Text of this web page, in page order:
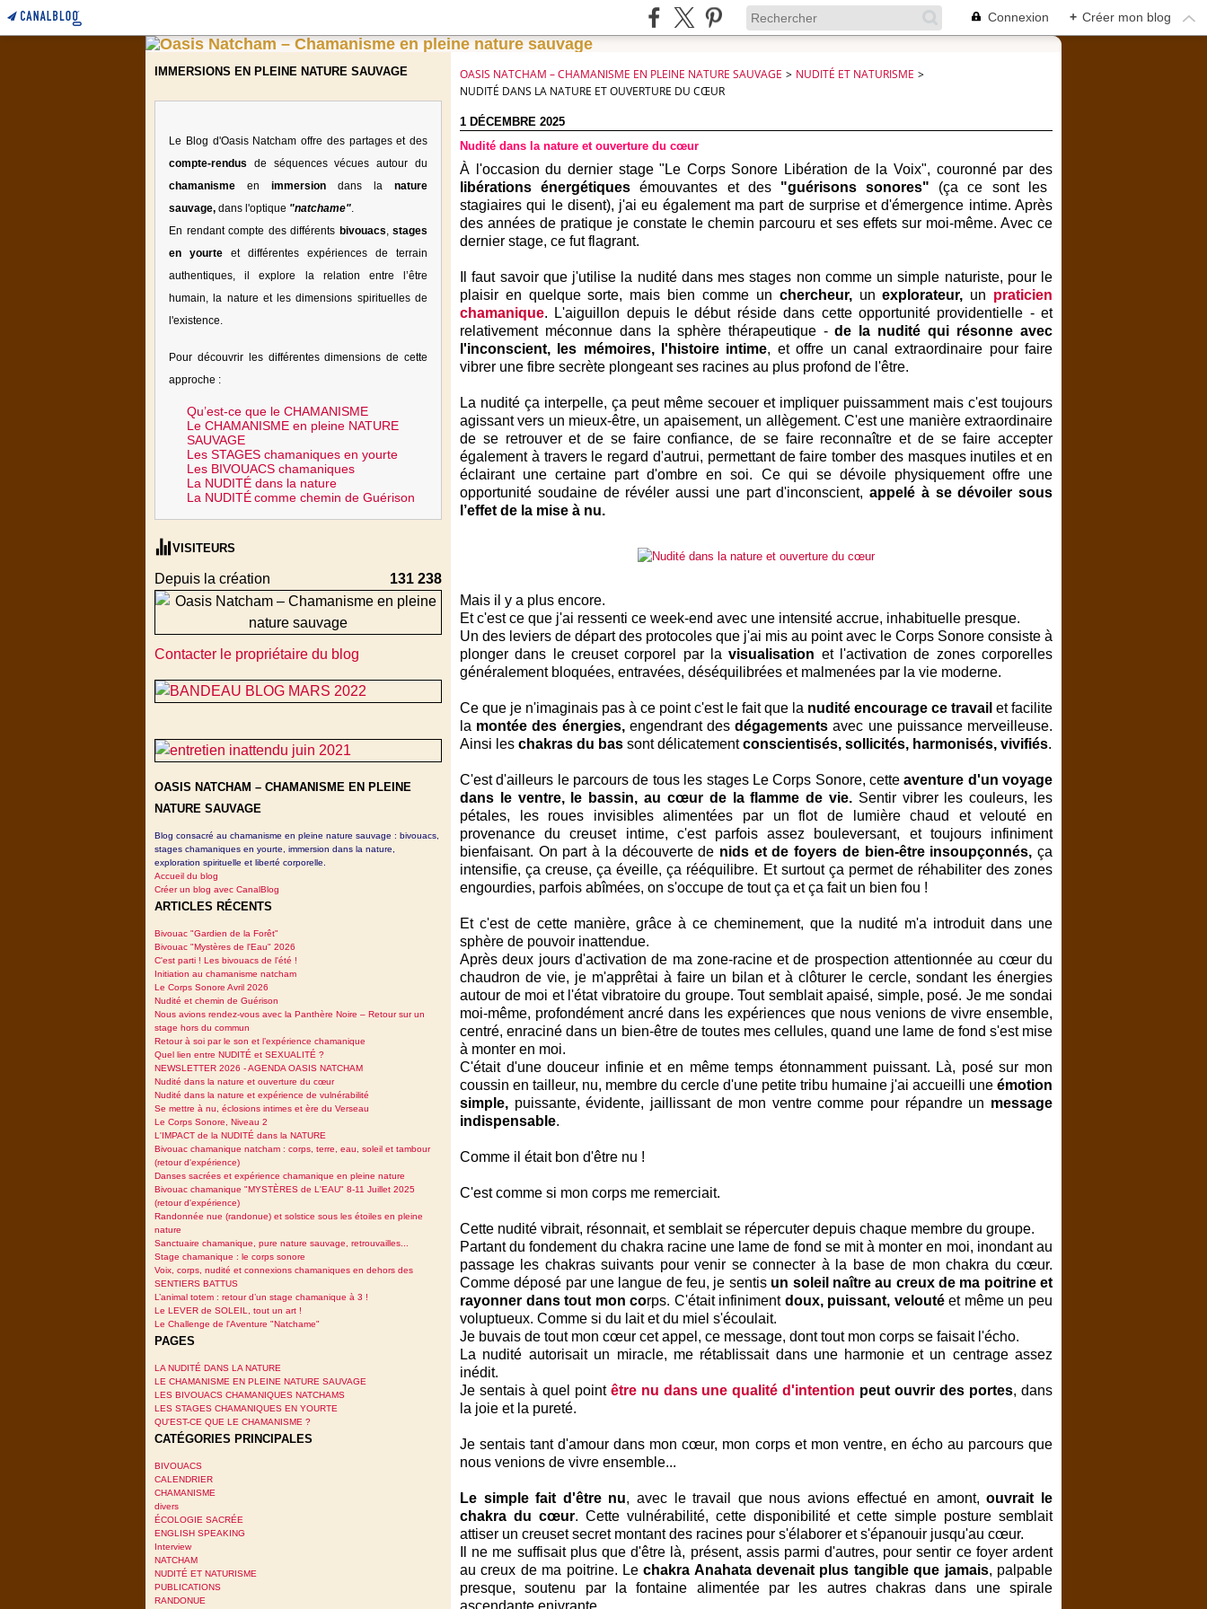
Connexion + Créer mon blog
IMMERSIONS EN PLEINE NATURE SAUVAGE
Le Blog d'Oasis Natcham offre des partages et des
compte-rendus de séquences vécues autour du
chamanisme en immersion dans la nature
sauvage, dans l'optique "natchame".
En rendant compte des différents bivouacs, stages
en yourte et différentes expériences de terrain
authentiques, il explore la relation entre l’être
humain, la nature et les dimensions spirituelles de
l'existence.
Pour découvrir les différentes dimensions de cette
approche :
Qu’est-ce que le CHAMANISME
Le CHAMANISME en pleine NATURE
SAUVAGE
Les STAGES chamaniques en yourte
Les BIVOUACS chamaniques
La NUDITÉ dans la nature
La NUDITÉcomme chemin de Guérison
VISITEURS
Depuis la création 131 238
Contacter le propriétaire du blog
OASIS NATCHAM – CHAMANISME EN PLEINE
NATURE SAUVAGE
Blog consacré au chamanisme en pleine nature sauvage : bivouacs,
stages chamaniques en yourte, immersion dans la nature,
exploration spirituelle et liberté corporelle.
Accueil du blog
Créer un blog avec CanalBlog
ARTICLES RÉCENTS
Bivouac "Gardien de la Forêt"
Bivouac "Mystères de l'Eau" 2026
C'est parti ! Les bivouacs de l'été !
Initiation au chamanisme natcham
Le Corps Sonore Avril 2026
Nudité et chemin de Guérison
Nous avions rendez-vous avec la Panthère Noire – Retour sur un
stage hors du commun
Retour à soi par le son et l’expérience chamanique
Quel lien entre NUDITÉ et SEXUALITÉ ?
NEWSLETTER 2026 - AGENDA OASIS NATCHAM
Nudité dans la nature et ouverture du cœur
Nudité dans la nature et expérience de vulnérabilité
Se mettre à nu, éclosions intimes et ère du Verseau
Le Corps Sonore, Niveau 2
L'IMPACT de la NUDITÉ dans la NATURE
Bivouac chamanique natcham : corps, terre, eau, soleil et tambour
(retour d'expérience)
Danses sacrées et expérience chamanique en pleine nature
Bivouac chamanique "MYSTÈRES de L'EAU" 8-11 Juillet 2025
(retour d'expérience)
Randonnée nue (randonue) et solstice sous les étoiles en pleine
nature
Sanctuaire chamanique, pure nature sauvage, retrouvailles...
Stage chamanique : le corps sonore
Voix, corps, nudité et connexions chamaniques en dehors des
SENTIERS BATTUS
L’animal totem : retour d’un stage chamanique à 3 !
Le LEVER de SOLEIL, tout un art !
Le Challenge de l'Aventure "Natchame"
PAGES
LA NUDITÉ DANS LA NATURE
LE CHAMANISME EN PLEINE NATURE SAUVAGE
LES BIVOUACS CHAMANIQUES NATCHAMS
LES STAGES CHAMANIQUES EN YOURTE
QU'EST-CE QUE LE CHAMANISME ?
CATÉGORIES PRINCIPALES
BIVOUACS
CALENDRIER
CHAMANISME
divers
ÉCOLOGIE SACRÉE
ENGLISH SPEAKING
Interview
NATCHAM
NUDITÉ ET NATURISME
PUBLICATIONS
RANDONUE
OASIS NATCHAM – CHAMANISME EN PLEINE NATURE SAUVAGE > NUDITÉ ET NATURISME >
NUDITÉ DANS LA NATURE ET OUVERTURE DU CŒUR
1 DÉCEMBRE 2025
Nudité dans la nature et ouverture du cœur
À l'occasion du dernier stage "Le Corps Sonore Libération de la Voix", couronné par des
libérations énergétiques émouvantes et des"guérisons sonores" (ça ce sont les
stagiaires qui le disent), j'ai eu également ma part de surprise et d'émergence intime. Après
des années de pratique je constate le chemin parcouru et ses effets sur moi-même. Avec ce
dernier stage, ce fut flagrant.
Il faut savoir que j'utilise la nudité dans mes stages non comme un simple naturiste, pour le
plaisir en quelque sorte, mais bien comme un chercheur, un explorateur, un praticien
chamanique. L'aiguillon depuis le début réside dans cette opportunité providentielle - et
relativement méconnue dans la sphère thérapeutique -de la nudité qui résonne avec
l'inconscient, les mémoires, l'histoire intime, et offre un canal extraordinaire pour faire
vibrer une fibre secrète plongeant ses racines au plus profond de l'être.
La nudité ça interpelle, ça peut même secouer et impliquer puissamment mais c'est toujours
agissant vers un mieux-être, un apaisement, un allègement. C'est une manière extraordinaire
de se retrouver et de se faire confiance, de se faire reconnaître et de se faire accepter
également à travers le regard d'autrui, permettant de faire tomber des masques inutiles et en
éclairant une certaine part d'ombre en soi. Ce qui se dévoile physiquement offre une
opportunité soudaine de révéler aussi une part d'inconscient, appelé à se dévoiler sous
l’effet de la mise à nu.
Mais il y a plus encore.
Et c'est ce que j'ai ressenti ce week-end avec une intensité accrue, inhabituelle presque.
Un des leviers de départ des protocoles que j'ai mis au point avec le Corps Sonore consiste à
plonger dans le creuset corporel par lavisualisation et l'activation de zones corporelles
généralement bloquées, entravées, déséquilibrées et malmenées par la vie moderne.
Ce que je n'imaginais pas à ce point c'est le fait que la nudité encourage ce travail et facilite
la montée des énergies,engendrant desdégagements avec une puissance merveilleuse.
Ainsi les chakras du bas sont délicatementconscientisés, sollicités, harmonisés, vivifiés.
C'est d'ailleurs le parcours de tous les stages Le Corps Sonore, cetteaventure d'un voyage
dans le ventre, le bassin, au cœur de la flamme de vie.Sentir vibrer les couleurs, les
pétales, les roues invisibles alimentées par un flot de lumière chaud et velouté en
provenance du creuset intime, c'est parfois assez bouleversant, et toujours infiniment
bienfaisant. On part à la découverte de nids et de foyers de bien-être insoupçonnés, ça
intensifie, ça creuse, ça éveille, ça rééquilibre. Et surtout ça permet de réhabiliter des zones
engourdies, parfois abîmées, on s'occupe de tout ça et ça fait un bien fou !
Et c'est de cette manière, grâce à ce cheminement, que la nudité m'a introduit dans une
sphère de pouvoir inattendue.
Après deux jours d'activation de ma zone-racine et de prospection attentionnée au cœur du
chaudron de vie, je m'apprêtai à faire un bilan et à clôturer le cercle, sondant les énergies
autour de moi et l'état vibratoire du groupe. Tout semblait apaisé, simple, posé. Je me sondai
moi-même, profondément ancré dans les expériences que nous venions de vivre ensemble,
centré, enraciné dans un bien-être de toutes mes cellules, quand une lame de fond s'est mise
à monter en moi.
C'était d'une douceur infinie et en même temps étonnamment puissant. Là, posé sur mon
coussin en tailleur, nu, membre du cercle d'une petite tribu humaine j'ai accueilli une émotion
simple, puissante, évidente, jaillissant de mon ventre comme pour répandre un message
indispensable.
Comme il était bon d'être nu !
C'est comme si mon corps me remerciait.
Cette nudité vibrait, résonnait, et semblait se répercuter depuis chaque membre du groupe.
Partant du fondement du chakra racine une lame de fond se mit à monter en moi, inondant au
passage les chakras suivants pour venir se connecter à la base de mon chakra du cœur.
Comme déposé par une langue de feu, je sentis un soleil naître au creux de ma poitrine et
rayonner dans tout mon corps. C'était infiniment doux, puissant, veloutéet même un peu
voluptueux. Comme si du lait et du miel s'écoulait.
Je buvais de tout mon cœur cet appel, ce message, dont tout mon corps se faisait l'écho.
La nudité autorisait un miracle, me rétablissait dans une harmonie et un centrage assez
inédit.
Je sentais à quel point être nu dans une qualité d'intention peut ouvrir des portes, dans
la joie et la pureté.
Je sentais tant d'amour dans mon cœur, mon corps et mon ventre, en écho au parcours que
nous venions de vivre ensemble...
Le simple fait d'être nu, avec le travail que nous avions effectué en amont,ouvrait le
chakra du cœur. Cette vulnérabilité, cette disponibilité et cette simple posture semblait
attiser un creuset secret montant des racines pour s'élaborer et s'épanouir jusqu'au cœur.
Il ne me suffisait plus que d'être là, présent, assis parmi d'autres, pour sentir ce foyer ardent
au creux de ma poitrine. Lechakra Anahata devenait plus tangible que jamais, palpable
presque, soutenu par la fontaine alimentée par les autres chakras dans une spirale
ascendante enivrante.